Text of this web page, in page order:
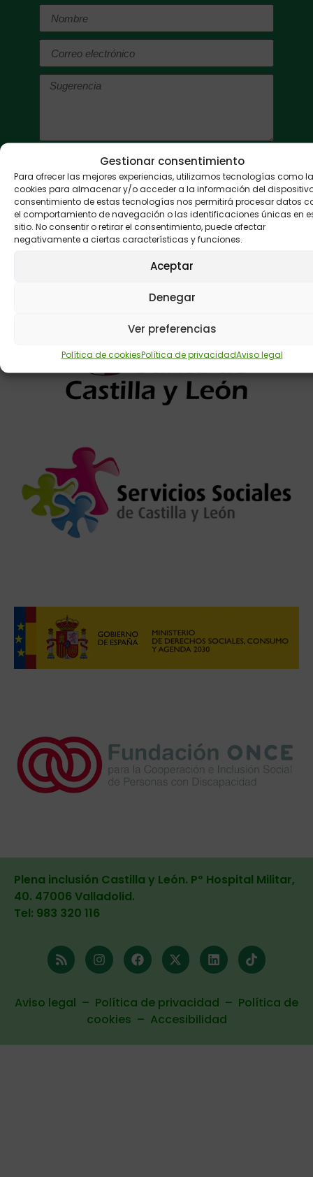
Gestionar consentimiento
Para ofrecer las mejores experiencias, utilizamos tecnologías como
cookies para almacenar y/o acceder a la información del
consentimiento de estas tecnologías nos permitirá procesar datos
el comportamiento de navegación o las identificaciones únicas en
sitio. No consentir o retirar el consentimiento, puede afectar
negativamente a ciertas características y funciones.
Aceptar
Denegar
Ver preferencias
Política de cookiesPolítica de privacidadAviso legal
He leído y acepto lapolítica de privacidad
elaviso legal.
Enviar
Alternative:
Colaboradores
Plena inclusión Castilla y León. Pº Hospital Militar,
40. 47006 Valladolid.
Tel: 983 320 116
Aviso legal – Política de privacidad – Política de
cookies – Accesibilidad